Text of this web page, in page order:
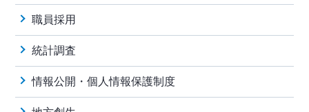
職員採用
統計調査
情報公開・個人情報保護制度